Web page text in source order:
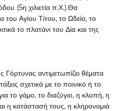
(5η χιλιετία π.Χ.).Θα
του Αγίου Τίτου, το Ωδείο, το
το πλατάνι του Δία και της
αντιμετωπίζει θέματα
σχετικά με το ποινικό ή το
το γάμο, το διαζύγιο, η κλοπή, η
η κατάστασή τους, η κληρονομιά